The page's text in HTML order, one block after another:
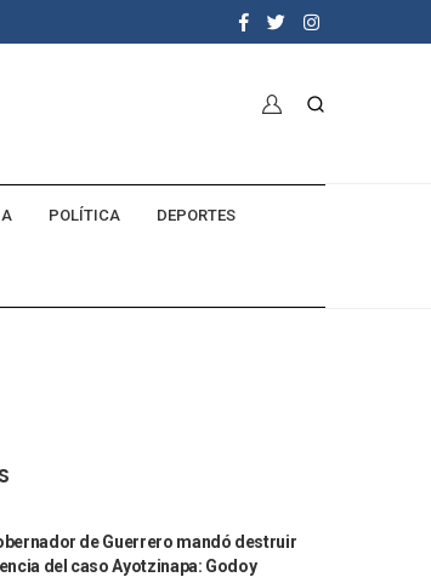
POLÍTICA DEPORTES
de Guerrero mandó destruir
del caso Ayotzinapa: Godoy